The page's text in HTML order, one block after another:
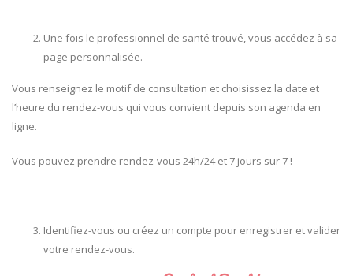
Une fois le professionnel de santé trouvé, vous accédez à sa
page personnalisée.
Vous renseignez le motif de consultation et choisissez la date et
l’heure du rendez-vous qui vous convient depuis son agenda en
ligne.
Vous pouvez prendre rendez-vous 24h/24 et 7 jours sur 7 !
Identifiez-vous ou créez un compte pour enregistrer et valider
votre rendez-vous.